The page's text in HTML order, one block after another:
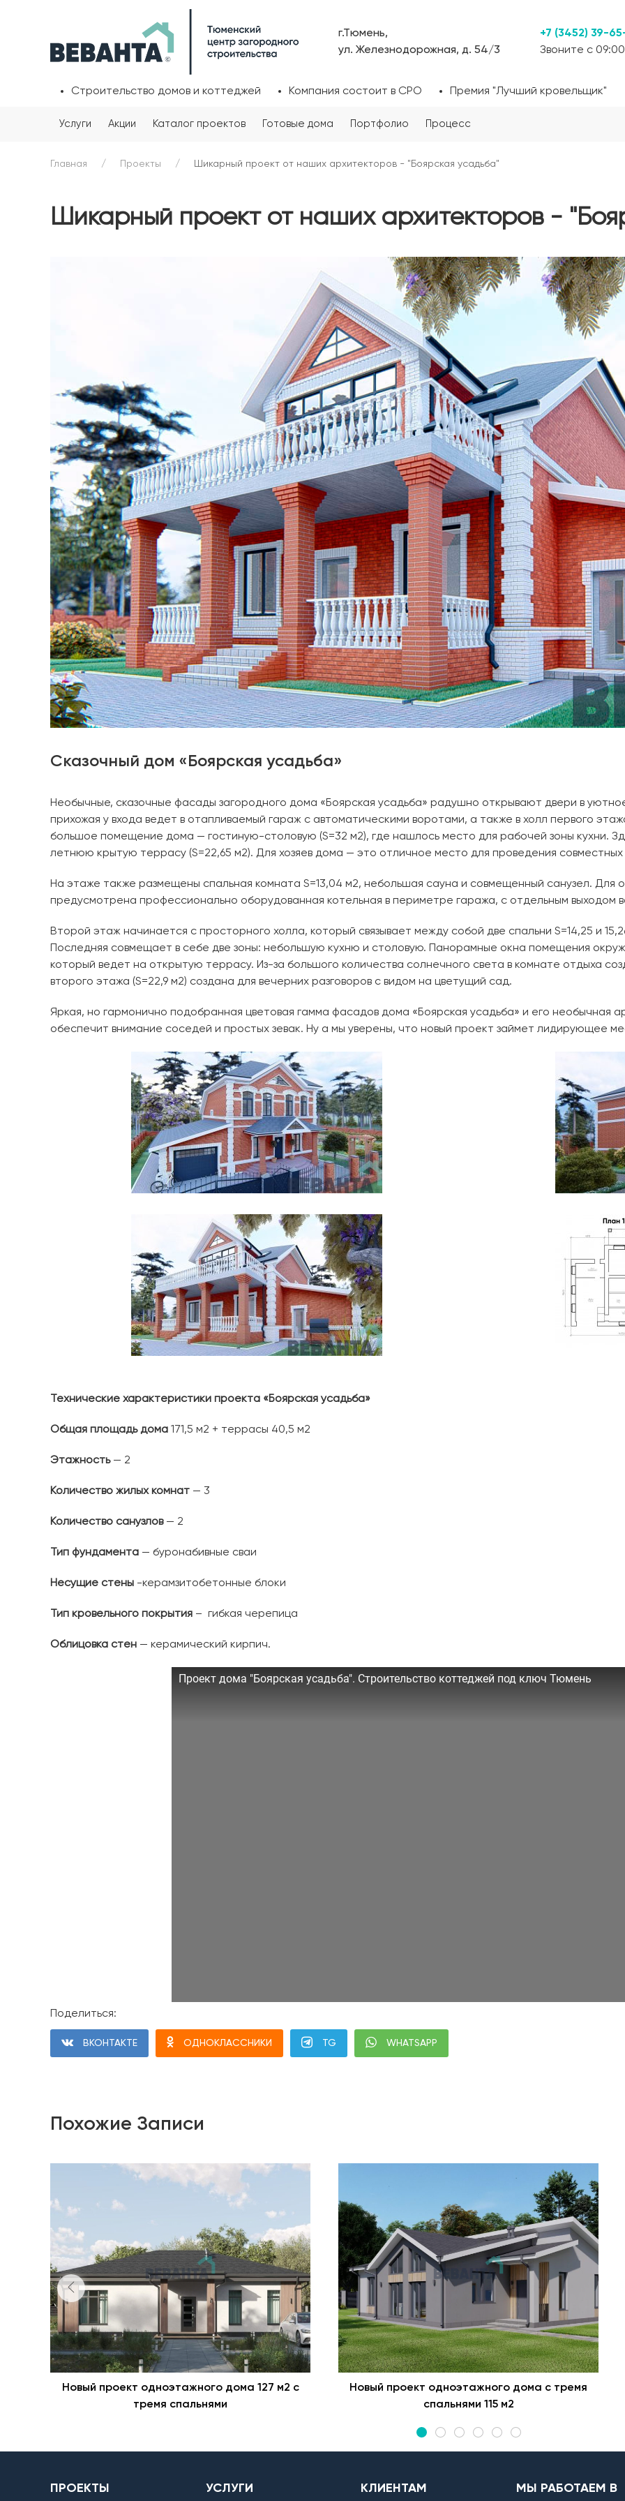
г.Тюмень,
ул. Железнодорожная, д. 54/3
+7 (3452) 39-
Звоните с
Строительство домов и коттеджей Компания состоит в СРО Премия "Лучший кровельщик"
Услуги Акции Каталог проектов Готовые дома Портфолио Процесс
Главная Проекты Шикарный проект от наших архитекторов - "Боярская усадьба"
Шикарный проект от наших архитекторов -
Сказочный дом «Боярская усадьба»
Необычные, сказочные фасады загородного дома «Боярская усадьба» радушно открывают двери в
прихожая у входа ведет в отапливаемый гараж с автоматическими воротами, а также в холл первого
большое помещение дома — гостиную-столовую (S=32 м2), где нашлось место для рабочей зоны кухни.
летнюю крытую террасу (S=22,65 м2). Для хозяев дома — это отличное место для проведения совместных
На этаже также размещены спальная комната S=13,04 м2, небольшая сауна и совмещенный санузел.
предусмотрена профессионально оборудованная котельная в периметре гаража, с отдельным выходом
Второй этаж начинается с просторного холла, который связывает между собой две спальни S=14,25 и
Последняя совмещает в себе две зоны: небольшую кухню и столовую. Панорамные окна помещения
который ведет на открытую террасу. Из-за большого количества солнечного света в комнате отдыха
второго этажа (S=22,9 м2) создана для вечерних разговоров с видом на цветущий сад.
Яркая, но гармонично подобранная цветовая гамма фасадов дома «Боярская усадьба» и его необычная
обеспечит внимание соседей и простых зевак. Ну а мы уверены, что новый проект займет лидирующее
Технические характеристики проекта «Боярская усадьба»
Общая площадь дома 171,5 м2 + террасы 40,5 м2
Этажность— 2
Количество жилых комнат — 3
Количество санузлов— 2
Тип фундамента — буронабивные сваи
Несущие стены -керамзитобетонные блоки
Тип кровельного покрытия – гибкая черепица
Облицовка стен — керамический кирпич.
Проект дома "Боярская усадьба". Строительство коттеджей под ключ Тюмень
Поделиться:
ВКОНТАКТЕ ОДНОКЛАССНИКИ TG WHATSAPP
Похожие Записи
Новый проект одноэтажного дома 127 м2 с
тремя спальнями
Новый проект одноэтажного дома с тремя
спальнями 115 м2
ПРОЕКТЫ УСЛУГИ КЛИЕНТАМ
МЫ РАБОТАЕМ В